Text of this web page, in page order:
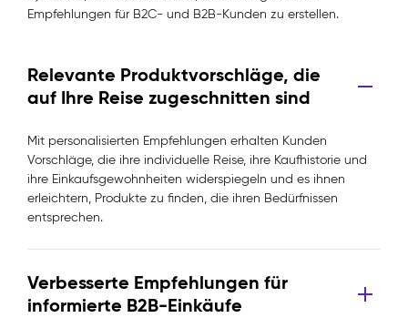
Empfehlungen für B2C- und B2B-Kunden zu erstellen.
Relevante Produktvorschläge, die
auf Ihre Reise zugeschnitten sind
Mit personalisierten Empfehlungen erhalten Kunden
Vorschläge, die ihre individuelle Reise, ihre Kaufhistorie und
ihre Einkaufsgewohnheiten widerspiegeln und es ihnen
erleichtern, Produkte zu finden, die ihren Bedürfnissen
entsprechen.
Verbesserte Empfehlungen für
informierte B2B-Einkäufe